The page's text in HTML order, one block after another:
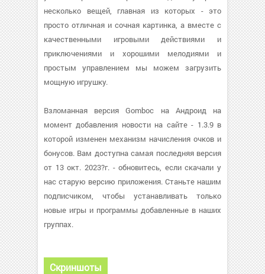
несколько вещей, главная из которых - это
просто отличная и сочная картинка, а вместе с
качественными игровыми действиями и
приключениями и хорошими мелодиями и
простым управлением мы можем загрузить
мощную игрушку.
Взломанная версия Gomboc на Андроид на
момент добавления новости на сайте - 1.3.9 в
которой изменен механизм начисления очков и
бонусов. Вам доступна самая последняя версия
от 13 окт. 2023?г. - обновитесь, если скачали у
нас старую версию приложения. Станьте нашим
подписчиком, чтобы устанавливать только
новые игры и программы добавленные в наших
группах.
Скриншоты